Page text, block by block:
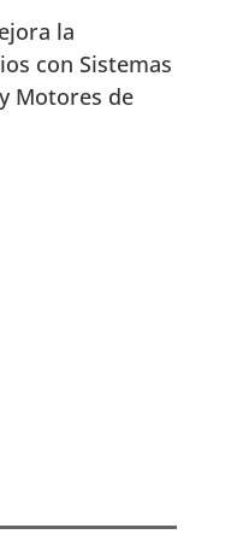
la
con Sistemas
Motores de